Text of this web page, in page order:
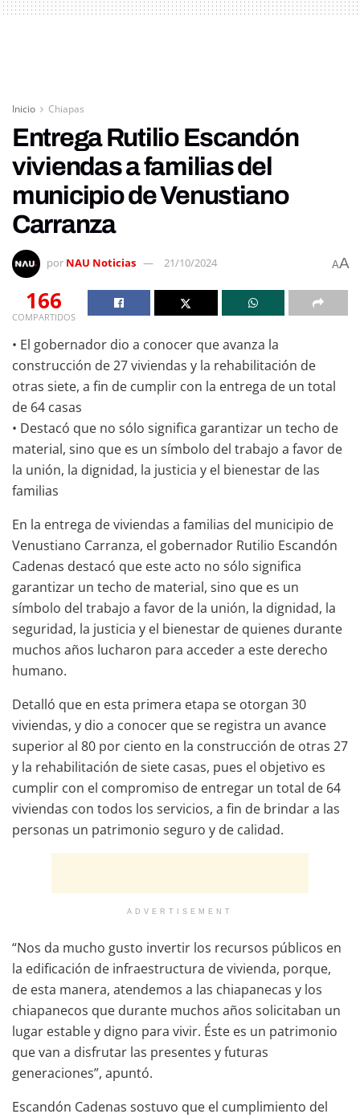
Inicio Chiapas
Entrega Rutilio Escandón
viviendas a familias del
municipio de Venustiano
Carranza
por NAU Noticias 21/10/2024 AA
166
COMPARTIDOS
• El gobernador dio a conocer que avanza la
construcción de 27 viviendas y la rehabilitación de
otras siete, a fin de cumplir con la entrega de un total
de 64 casas
• Destacó que no sólo significa garantizar un techo de
material, sino que es un símbolo del trabajo a favor de
la unión, la dignidad, la justicia y el bienestar de las
familias
En la entrega de viviendas a familias del municipio de
Venustiano Carranza, el gobernador Rutilio Escandón
Cadenas destacó que este acto no sólo significa
garantizar un techo de material, sino que es un
símbolo del trabajo a favor de la unión, la dignidad, la
seguridad, la justicia y el bienestar de quienes durante
muchos años lucharon para acceder a este derecho
humano.
Detalló que en esta primera etapa se otorgan 30
viviendas, y dio a conocer que se registra un avance
superior al 80 por ciento en la construcción de otras 27
y la rehabilitación de siete casas, pues el objetivo es
cumplir con el compromiso de entregar un total de 64
viviendas con todos los servicios, a fin de brindar a las
personas un patrimonio seguro y de calidad.
ADVERTISEMENT
“Nos da mucho gusto invertir los recursos públicos en
la edificación de infraestructura de vivienda, porque,
de esta manera, atendemos a las chiapanecas y los
chiapanecos que durante muchos años solicitaban un
lugar estable y digno para vivir. Éste es un patrimonio
que van a disfrutar las presentes y futuras
generaciones”, apuntó.
Escandón Cadenas sostuvo que el cumplimiento del